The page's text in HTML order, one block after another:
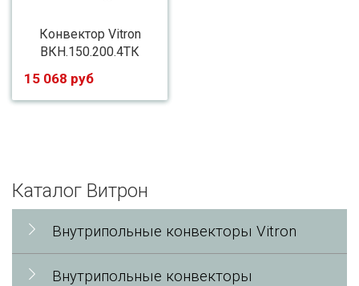
Конвектор Vitron
ВКН.150.200.4ТК
15 068 руб
Каталог Витрон
Внутрипольные конвекторы Vitron
Внутрипольные конвекторы